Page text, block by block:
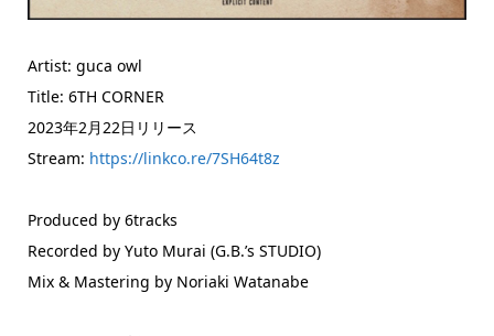
Artist: guca owl
Title: 6TH CORNER
2023年2月22日リリース
Stream: https://linkco.re/7SH64t8z
Produced by 6tracks
Recorded by Yuto Murai (G.B.’s STUDIO)
Mix & Mastering by Noriaki Watanabe